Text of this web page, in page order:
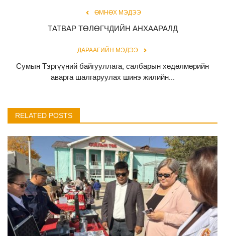
ӨМНӨХ МЭДЭЭ
ТАТВАР ТӨЛӨГЧДИЙН АНХААРАЛД
ДАРААГИЙН МЭДЭЭ
Сумын Тэргүүний байгууллага, салбарын хөдөлмөрийн
аварга шалгаруулах шинэ жилийн...
RELATED POSTS